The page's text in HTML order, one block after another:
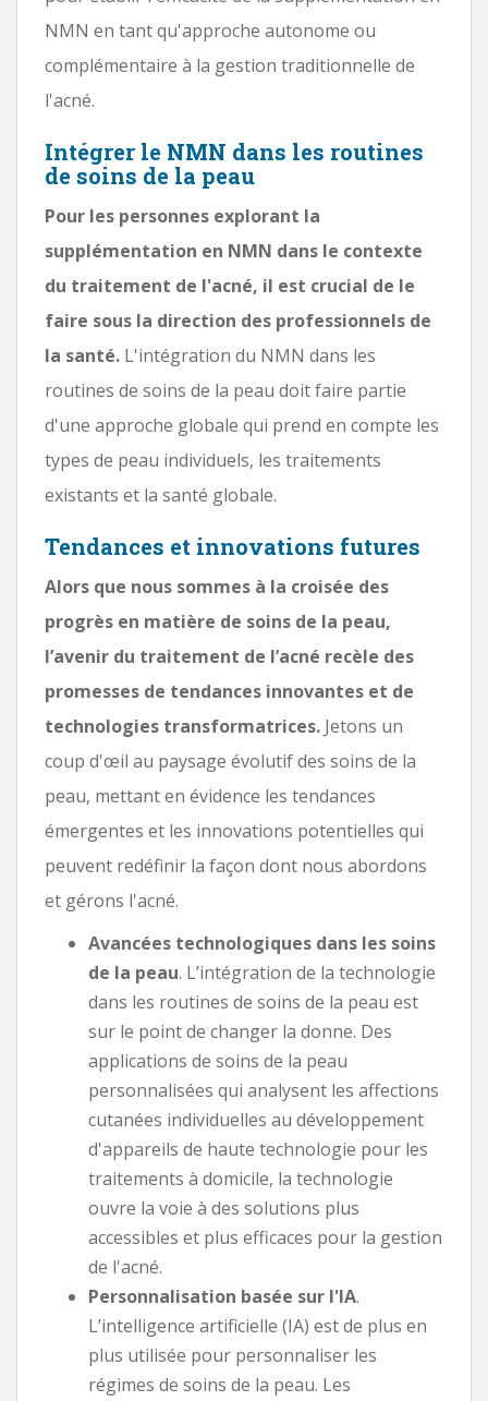
NMN en tant qu'approche autonome ou
complémentaire à la gestion traditionnelle de
l'acné.
Intégrer le NMN dans les routines
de soins de la peau
Pour les personnes explorant la
supplémentation en NMN dans le contexte
du traitement de l'acné, il est crucial de le
faire sous la direction des professionnels de
la santé. L'intégration du NMN dans les
routines de soins de la peau doit faire partie
d'une approche globale qui prend en compte les
types de peau individuels, les traitements
existants et la santé globale.
Tendances et innovations futures
Alors que nous sommes à la croisée des
progrès en matière de soins de la peau,
l’avenir du traitement de l’acné recèle des
promesses de tendances innovantes et de
technologies transformatrices. Jetons un
coup d'œil au paysage évolutif des soins de la
peau, mettant en évidence les tendances
émergentes et les innovations potentielles qui
peuvent redéfinir la façon dont nous abordons
et gérons l'acné.
Avancées technologiques dans les soins
de la peau. L’intégration de la technologie
dans les routines de soins de la peau est
sur le point de changer la donne. Des
applications de soins de la peau
personnalisées qui analysent les affections
cutanées individuelles au développement
d'appareils de haute technologie pour les
traitements à domicile, la technologie
ouvre la voie à des solutions plus
accessibles et plus efficaces pour la gestion
de l'acné.
Personnalisation basée sur l'IA.
L’intelligence artificielle (IA) est de plus en
plus utilisée pour personnaliser les
régimes de soins de la peau. Les